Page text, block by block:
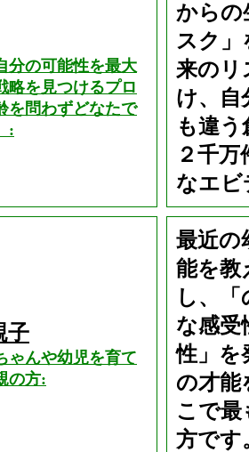
分の可能性を最大
略を見つけるプロ
を問わずどなたで
:
からの
スク」
来のリ
け、自
も違
２千
なエビ
子
ゃんや幼児を育て
の方:
最近の
能を教
し、
な感受
性」を
の才能
こで最
方です